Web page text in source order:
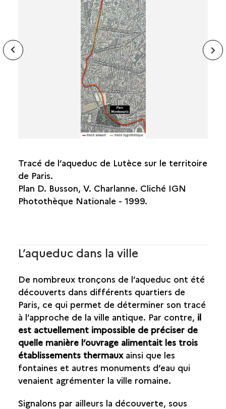
Tracé de l’aqueduc de Lutèce sur le territoire
de Paris.
Plan D. Busson, V. Charlanne. Cliché IGN
Photothèque Nationale - 1999.
L’aqueduc dans la ville
De nombreux tronçons de l’aqueduc ont été
découverts dans différents quartiers de
Paris, ce qui permet de déterminer son tracé
à l’approche de la ville antique. Par contre, il
est actuellement impossible de préciser de
quelle manière l’ouvrage alimentait les trois
établissements thermauxainsi que les
fontaines et autres monuments d’eau qui
venaient agrémenter la ville romaine.
Signalons par ailleurs la découverte, sous